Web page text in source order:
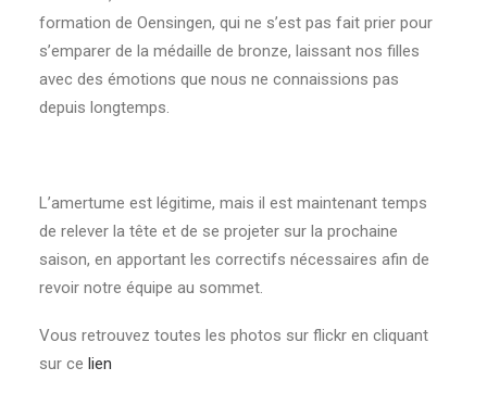
formation de Oensingen, qui ne s’est pas fait prier pour
s’emparer de la médaille de bronze, laissant nos filles
avec des émotions que nous ne connaissions pas
depuis longtemps.
L’amertume est légitime, mais il est maintenant temps
de relever la tête et de se projeter sur la prochaine
saison, en apportant les correctifs nécessaires afin de
revoir notre équipe au sommet.
Vous retrouvez toutes les photos sur flickr en cliquant
sur ce lien